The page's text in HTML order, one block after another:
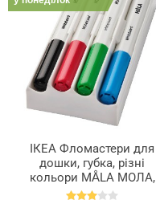
ІКЕА Фломастери для
дошки, губка, різні
кольори MÅLA МОЛА,
504.565.92